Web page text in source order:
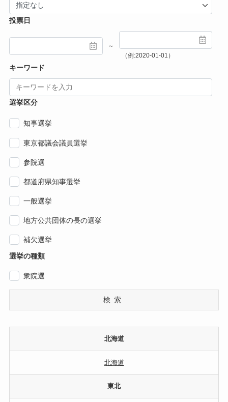
投票日
～
（例:2020-01-01）
キーワード
選挙区分
知事選挙
東京都議会議員選挙
参院選
都道府県知事選挙
一般選挙
地方公共団体の長の選挙
補欠選挙
選挙の種類
衆院選
検索
北海道
北海道
東北